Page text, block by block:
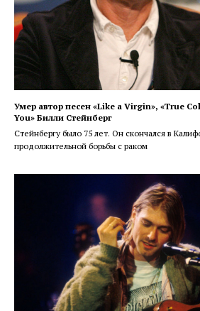
Умер автор песен «Like a Virgin», «True
You» Билли Стейнберг
Стейнбергу было 75 лет. Он скончался в
продолжительной борьбы с раком